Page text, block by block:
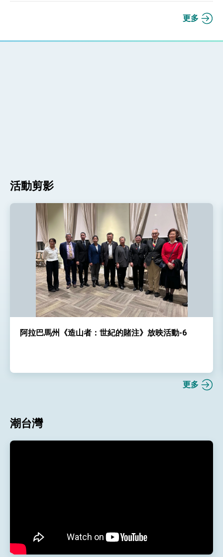
更多
活動剪影
阿拉巴馬州《造山者：世紀的賭注》放映活動-6
更多
潮台灣